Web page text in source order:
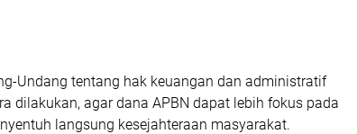
Undang tentang hak keuangan dan administratif
dilakukan, agar dana APBN dapat lebih fokus pada
langsung kesejahteraan masyarakat.